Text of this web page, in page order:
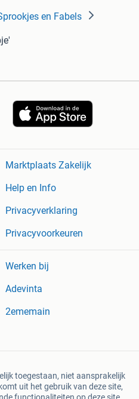
en Fabels
Marktplaats Zakelijk
Help en Info
Privacyverklaring
Privacyvoorkeuren
Werken bij
Adevinta
2ememain
toegestaan, niet aansprakelijk
uit het gebruik van deze site,